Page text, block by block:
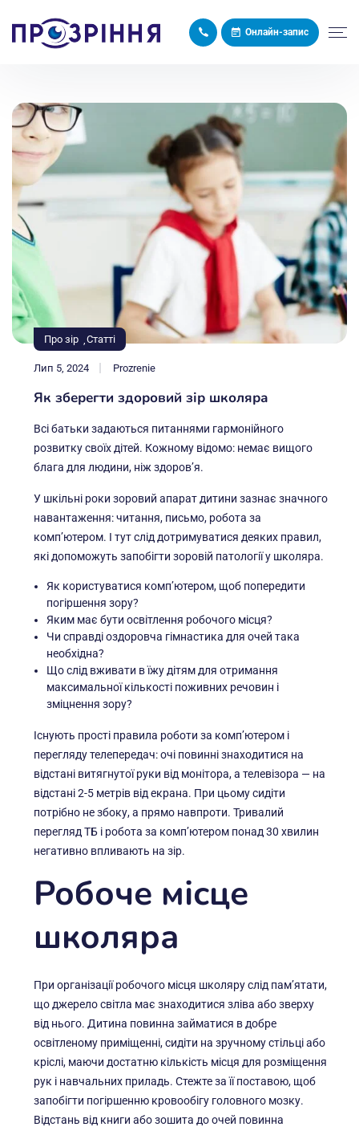
Онлайн-запис
Про зір Статті
Лип 5, 2024 Prozrenie
Як зберегти здоровий зір школяра
Всі батьки задаються питаннями гармонійного
розвитку своїх дітей. Кожному відомо: немає вищого
блага для людини, ніж здоров’я.
У шкільні роки зоровий апарат дитини зазнає значного
навантаження: читання, письмо, робота за
комп’ютером. І тут слід дотримуватися деяких правил,
які допоможуть запобігти зоровій патології у школяра.
Як користуватися комп’ютером, щоб попередити
погіршення зору?
Яким має бути освітлення робочого місця?
Чи справді оздоровча гімнастика для очей така
необхідна?
Що слід вживати в їжу дітям для отримання
максимальної кількості поживних речовин і
зміцнення зору?
Існують прості правила роботи за комп’ютером і
перегляду телепередач: очі повинні знаходитися на
відстані витягнутої руки від монітора, а телевізора — на
відстані 2-5 метрів від екрана. При цьому сидіти
потрібно не збоку, а прямо навпроти. Тривалий
перегляд ТБ і робота за комп’ютером понад 30 хвилин
негативно впливають на зір.
Робоче місце
школяра
При організації робочого місця школяру слід пам’ятати,
що джерело світла має знаходитися зліва або зверху
від нього. Дитина повинна займатися в добре
освітленому приміщенні, сидіти на зручному стільці або
кріслі, маючи достатню кількість місця для розміщення
рук і навчальних приладь. Стежте за її поставою, щоб
запобігти погіршенню кровообігу головного мозку.
Відстань від книги або зошита до очей повинна